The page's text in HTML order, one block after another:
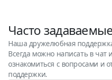
Часто
Наша дружелюбная поддержка
Всегда можно написать в чат
ознакомиться с вопросами и
поддержки.